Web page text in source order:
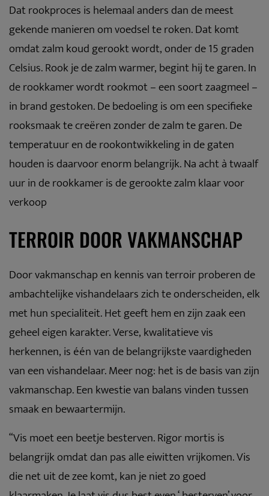
Dat rookproces is helemaal anders dan de meest
gekende manieren om voedsel te roken. Dat komt
omdat zalm koud gerookt wordt, onder de 15 graden
Celsius. Rook je de zalm warmer, begint hij te garen. In
de rookkamer wordt rookmot – een soort zaagmeel –
in brand gestoken. De bedoeling is om een specifieke
rooksmaak te creëren zonder de zalm te garen. De
temperatuur en de rookontwikkeling in de gaten
houden is daarvoor enorm belangrijk. Na acht à twaalf
uur in de rookkamer is de gerookte zalm klaar voor
verkoop
TERROIR DOOR VAKMANSCHAP
Door vakmanschap en kennis van terroir proberen de
ambachtelijke vishandelaars zich te onderscheiden, elk
met hun specialiteit. Het geeft hem en zijn zaak een
geheel eigen karakter. Verse, kwalitatieve vis
herkennen, is één van de belangrijkste vaardigheden
van een vishandelaar. Meer nog: het is de basis van zijn
vakmanschap. Een kwestie van balans vinden tussen
smaak en bewaartermijn.
“Vis moet een beetje besterven. Rigor mortis is
belangrijk omdat dan pas alle eiwitten vrijkomen. Vis
die net uit de zee komt, kan je niet zo goed